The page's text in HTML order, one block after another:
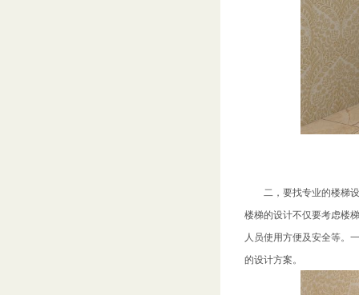
二，要找专业的楼梯设
楼梯的设计不仅要考虑楼
人员使用方便及安全等。
的设计方案。